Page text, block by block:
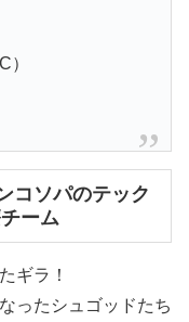
コソパのテック
ーム
ギラ！
ったシュゴッドたち